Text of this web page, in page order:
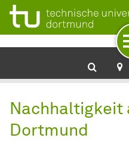
Zur Navigation
Zum Schnellzugriff
Zum Fuß der Seite mit
Zum Inhalt
Zur Startseite
Nachhaltigkeit an der TU
Nachhaltigkeit
Dortmund